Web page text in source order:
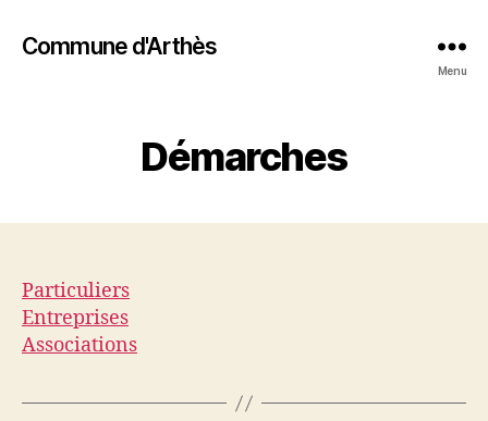
Commune d'Arthès
Menu
Démarches
Particuliers
Entreprises
Associations